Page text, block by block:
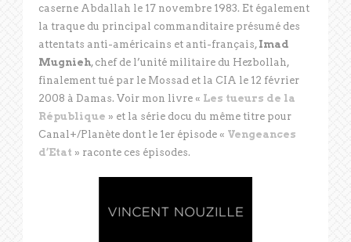
caserne Abdallah le 17 novembre 1983. Et également
la traque du principal commanditaire présumé des
attentats anti-américains et anti-français, Imad
Mugnieh, chef de l’unité militaire du Hezbollah,
finalement tué par le Mossad et la CIA le 12 février
2008 à Damas. Voir mon livre « Les tueurs de la
République » et la série docu du même titre pour
Canal+/Planète dont le 1er épisode « Vengeances
d’Etat » raconte ces épisodes.